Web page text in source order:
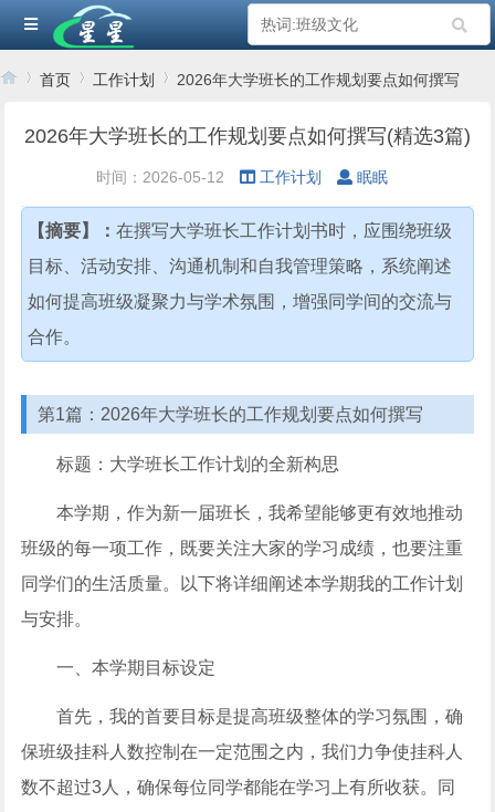
首页 工作计划
›
2026年大学班长的工作规划要点如何撰写
2026年大学班长的工作规划要点如何撰写(精选3篇)
时间：2026-05-12 工作计划 眠眠
【摘要】：在撰写大学班长工作计划书时，应围绕班级
目标、活动安排、沟通机制和自我管理策略，系统阐述
如何提高班级凝聚力与学术氛围，增强同学间的交流与
合作。
第1篇：2026年大学班长的工作规划要点如何撰写
标题：大学班长工作计划的全新构思
本学期，作为新一届班长，我希望能够更有效地推动
班级的每一项工作，既要关注大家的学习成绩，也要注重
同学们的生活质量。以下将详细阐述本学期我的工作计划
与安排。
一、本学期目标设定
首先，我的首要目标是提高班级整体的学习氛围，确
保班级挂科人数控制在一定范围之内，我们力争使挂科人
数不超过3人，确保每位同学都能在学习上有所收获。同